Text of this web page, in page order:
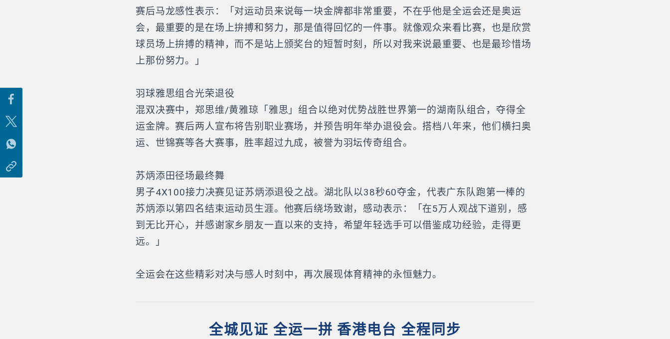
赛后马龙感性表示：「对运动员来说每一块金牌都非常重要，不在乎他是全运会还是奥运
会，最重要的是在场上拚搏和努力，那是值得回忆的一件事。就像观众来看比赛，也是欣赏
球员场上拚搏的精神，而不是站上颁奖台的短暂时刻，所以对我来说最重要、也是最珍惜场
上那份努力。」
羽球雅思组合光荣退役
混双决赛中，郑思维/黄雅琼「雅思」组合以绝对优势战胜世界第一的湖南队组合，夺得全
运金牌。赛后两人宣布将告别职业赛场，并预告明年举办退役会。搭档八年来，他们横扫奥
运、世锦赛等各大赛事，胜率超过九成，被誉为羽坛传奇组合。
苏炳添田径场最终舞
男子4X100接力决赛见证苏炳添退役之战。湖北队以38秒60夺金，代表广东队跑第一棒的
苏炳添以第四名结束运动员生涯。他赛后绕场致谢，感动表示：「在5万人观战下道别，感
到无比开心，并感谢家乡朋友一直以来的支持，希望年轻选手可以借鉴成功经验，走得更
远。」
全运会在这些精彩对决与感人时刻中，再次展现体育精神的永恒魅力。
全城见证 全运一拼 香港电台 全程同步